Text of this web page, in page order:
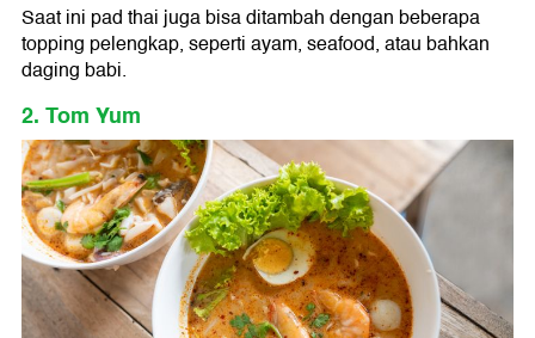
Saat ini pad thai juga bisa ditambah dengan beberapa
topping pelengkap, seperti ayam, seafood, atau bahkan
daging babi.
2. Tom Yum